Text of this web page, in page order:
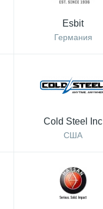
Esbit
Германия
Cold Steel Inc
США